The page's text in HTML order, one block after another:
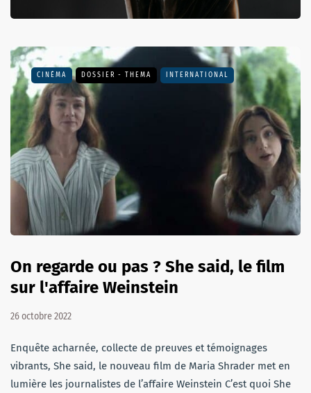
CINÉMA DOSSIER - THEMA INTERNATIONAL
On regarde ou pas ? She said, le film
sur l'affaire Weinstein
26 octobre 2022
Enquête acharnée, collecte de preuves et témoignages
vibrants, She said, le nouveau film de Maria Shrader met en
lumière les journalistes de l’affaire Weinstein C’est quoi She